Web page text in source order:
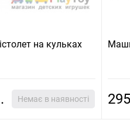
на кульках
Немає в наявності